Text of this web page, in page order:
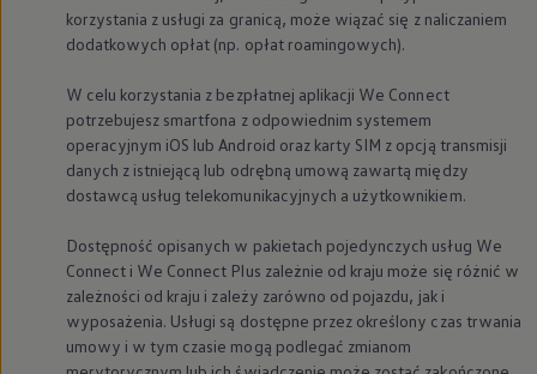
korzystania z usługi za granicą, może wiązać się z naliczaniem
dodatkowych opłat (np. opłat roamingowych).
W celu korzystania z bezpłatnej aplikacji We Connect
potrzebujesz smartfona z odpowiednim systemem
operacyjnym iOS lub Android oraz karty SIM z opcją transmisji
danych z istniejącą lub odrębną umową zawartą między
dostawcą usług telekomunikacyjnych a użytkownikiem.
Dostępność opisanych w pakietach pojedynczych usług We
Connect i We Connect Plus zależnie od kraju może się różnić w
zależności od kraju i zależy zarówno od pojazdu, jak i
wyposażenia. Usługi są dostępne przez określony czas trwania
umowy i w tym czasie mogą podlegać zmianom